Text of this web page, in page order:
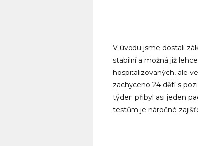
V úvodu jsme dostali
stabilní a možná již
hospitalizovaných, ale
zachyceno 24 dětí s
týden přibyl asi jeden
testům je náročné